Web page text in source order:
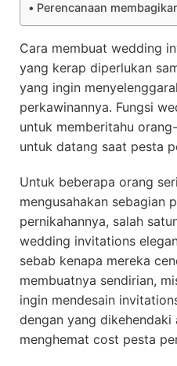
Perencanaan
Cara membuat wedding
yang kerap diperlukan
yang ingin
perkawinannya. Fungsi
untuk memberitahu
untuk datang saat pesta
Untuk beberapa orang
mengusahakan sebagian
pernikahannya, salah
wedding invitations
sebab kenapa mereka
membuatnya sendirian,
ingin mendesain
dengan yang
menghemat cost pesta